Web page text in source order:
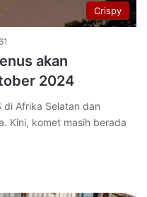
Crispy
akan
2024
di Afrika Selatan dan
Kini, komet masih berada